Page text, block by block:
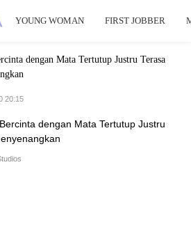
YOUNG WOMAN FIRST JOBBER
dengan Mata Tertutup Justru Terasa
20:15